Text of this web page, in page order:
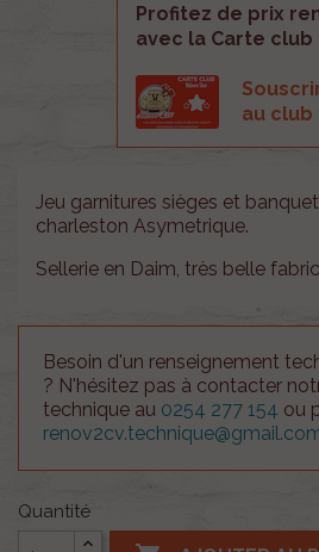
Profitez de prix
avec la Carte club
au club
Jeu garnitures sièges et
charleston Asymetrique .
Sellerie en Daim, très belle
Besoin d'un renseignement
? N'hésitez pas à contacter
technique au 0254 277 154 ou
Quantité